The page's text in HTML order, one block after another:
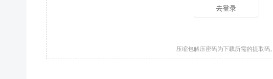
去登录
压缩包解压密码为下载所需的提取码。